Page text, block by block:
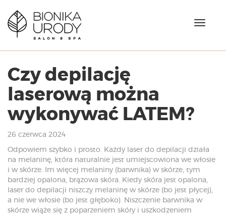
N
Czy depilację
laserową można
wykonywać LATEM?
26 czerwca 2024
Odpowiem szybko i prosto. Każdy laser do depilacji działa
na melaninę, która naturalnie jest umiejscowiona we włosie
i w skórze. Im więcej melaniny (barwnika) w skórze, tym
bardziej opalona, brązowa skóra. Kiedy skóra jest opalona,
laser do depilacji niszczy melaninę w skórze (bo jest płycej),
a nie we włosie (bo jest głęboko). Niszczenie barwnika w
skórze wiąże się z poparzeniem skóry i uszkodzeniem